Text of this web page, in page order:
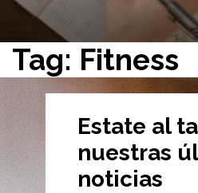
Tag: Fitness
Estate al
nuestras
noticias